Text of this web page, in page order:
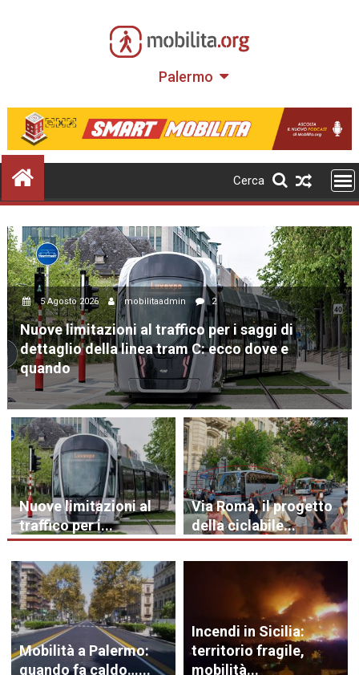
Palermo
Cerca
5 Agosto 2026 mobilitaadmin 2
Nuove limitazioni al traffico per i saggi di
dettaglio della linea tram C: ecco dove e
quando
Nuove limitazioni al
traffico per i...
Via Roma, il progetto
della ciclabile...
Mobilità a Palermo:
quando fa caldo…...
Incendi in Sicilia:
territorio fragile,
mobilità...